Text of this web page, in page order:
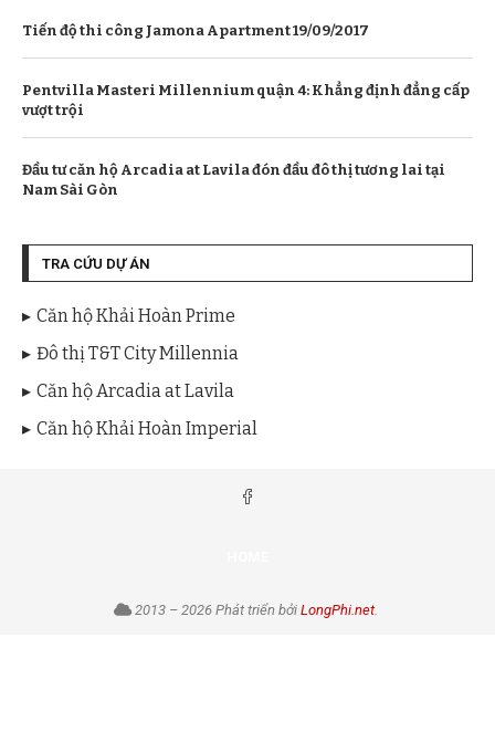
Tiến độ thi công Jamona Apartment 19/09/2017
Pentvilla Masteri Millennium quận 4: Khẳng định đẳng cấp
vượt trội
Đầu tư căn hộ Arcadia at Lavila đón đầu đô thị tương lai tại
Nam Sài Gòn
TRA CỨU DỰ ÁN
Căn hộ Khải Hoàn Prime
Đô thị T&T City Millennia
Căn hộ Arcadia at Lavila
Căn hộ Khải Hoàn Imperial
2013 – 2026 Phát triển bởi LongPhi.net.